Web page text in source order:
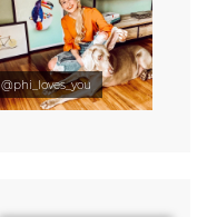
@phi_loves_you